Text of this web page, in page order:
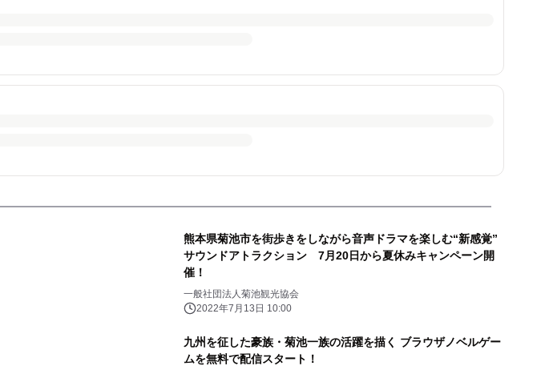
熊本県菊池市を街歩きをしながら音声ドラマを楽しむ“新感覚”
サウンドアトラクション 7月20日から夏休みキャンペーン開
催！
一般社団法人菊池観光協会
2022年7月13日 10:00
九州を征した豪族・菊池一族の活躍を描く ブラウザノベルゲー
ムを無料で配信スタート！